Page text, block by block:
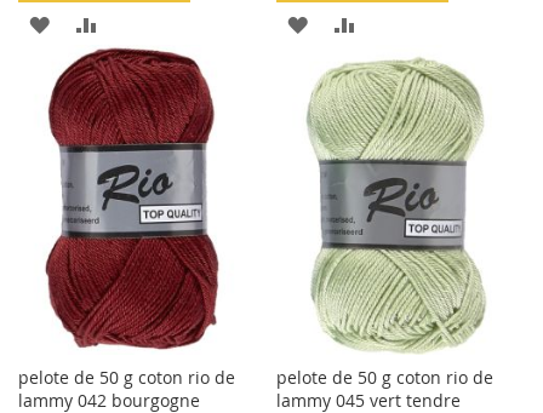
AJOUTER
LA
LISTE
D'ACHATS
AU
COMPARATEUR
AJOUTER
LA
LISTE
D'ACHATS
AU
COMPARATEUR
pelote de 50 g coton rio de
lammy 042 bourgogne
pelote de 50 g coton rio de
lammy 045 vert tendre